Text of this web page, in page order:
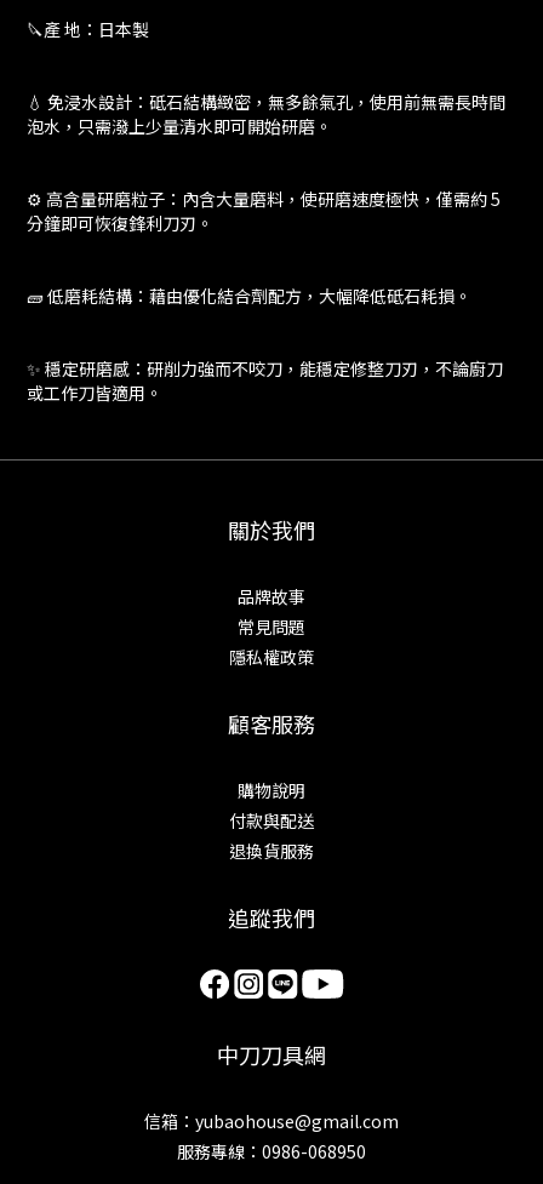
🔪產 地：日本製
💧 免浸水設計：砥石結構緻密，無多餘氣孔，使用前無需長時間
泡水，只需潑上少量清水即可開始研磨。
⚙️ 高含量研磨粒子：內含大量磨料，使研磨速度極快，僅需約 5
分鐘即可恢復鋒利刀刃。
🧱 低磨耗結構：藉由優化結合劑配方，大幅降低砥石耗損。
✨ 穩定研磨感：研削力強而不咬刀，能穩定修整刀刃，不論廚刀
或工作刀皆適用。
關於我們
品牌故事
常見問題
隱私權政策
顧客服務
購物說明
付款與配送
退換貨服務
追蹤我們
中刀刀具網
信箱：yubaohouse@gmail.com
服務專線：0986-068950